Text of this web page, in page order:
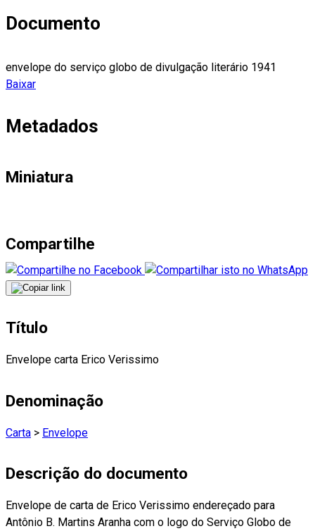
Documento
envelope do serviço globo de divulgação literário 1941
Baixar
Metadados
Miniatura
Compartilhe
Título
Envelope carta Erico Verissimo
Denominação
Carta > Envelope
Descrição do documento
Envelope de carta de Erico Verissimo endereçado para
Antônio B. Martins Aranha com o logo do Serviço Globo de